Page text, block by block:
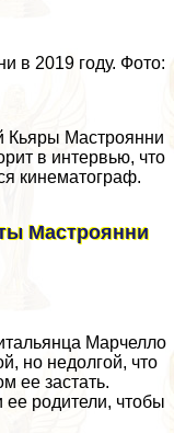
в 2019 году. Фото:
Кьяры Мастроянни
в интервью, что
кинематограф.
Мастроянни
Марчелло
но недолгой, что
ее застать.
родители, чтобы